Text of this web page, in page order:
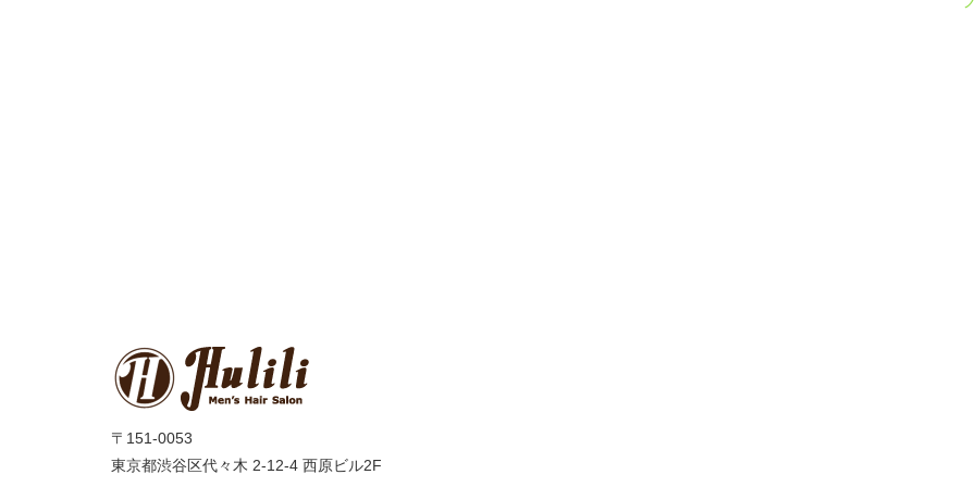
〒151-0053
東京都渋谷区代々木 2-12-4 西原ビル2F